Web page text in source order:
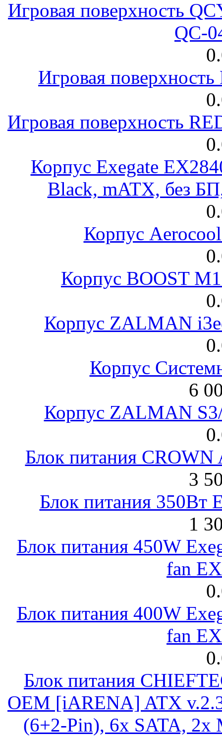
Игровая поверхность
QC-
Игровая
Игровая поверхность
Корпус Exegate
Black, mATX, без
Корпус
Корпус BOOST
Корпус ZALMAN
Корпус
6
Корпус ZALMAN
Блок питания
3
Блок питания 350Вт
1
Блок питания 450W
fan
Блок питания 400W
fan
Блок питания
OEM [iARENA] ATX
(6+2-Pin), 6x SATA, 2x